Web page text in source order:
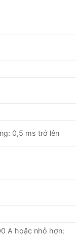
0,5 ms trở lên
A hoặc nhỏ hơn: